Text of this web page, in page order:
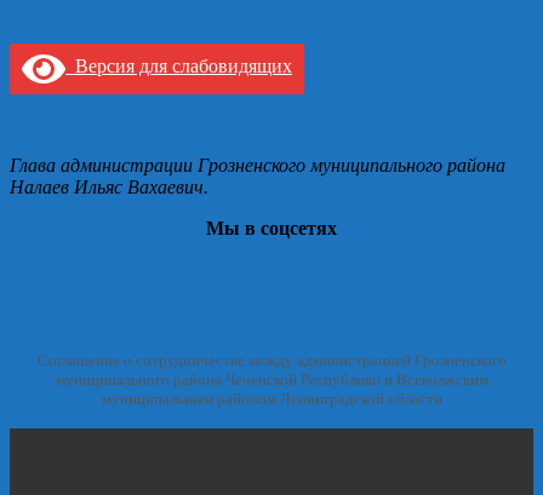
Версия для слабовидящих
Глава администрации Грозненского муниципального района
Налаев Ильяс Вахаевич.
Мы в соцсетях
Соглашение о сотрудничестве между администрацией Грозненского
муниципального района Чеченской Республики и Всеволжским
муниципальным районом Ленинградской области